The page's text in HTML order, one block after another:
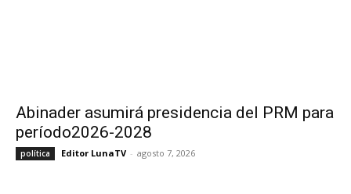
Abinader asumirá presidencia del PRM para
período2026-2028
política Editor LunaTV - agosto 7, 2026